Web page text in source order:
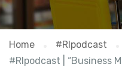
Home
#RIpodcast
#RIpodcast | “Business